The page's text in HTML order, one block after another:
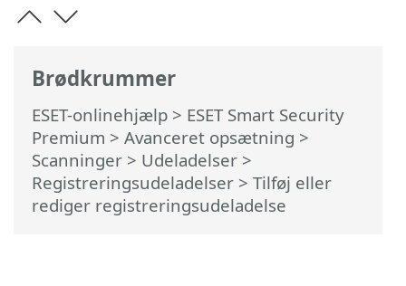
Brødkrummer
ESET-onlinehjælp > ESET Smart Security
Premium > Avanceret opsætning >
Scanninger > Udeladelser >
Registreringsudeladelser > Tilføj eller
rediger registreringsudeladelse